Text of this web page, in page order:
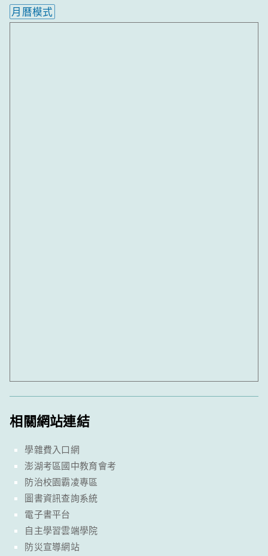
月曆模式
相關網站連結
學雜費入口網
澎湖考區國中教育會考
防治校園霸凌專區
圖書資訊查詢系統
電子書平台
自主學習雲端學院
防災宣導網站